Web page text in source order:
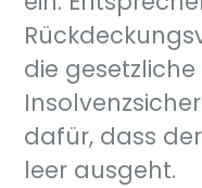
die gesetzliche
dafür, dass
leer ausgeht.